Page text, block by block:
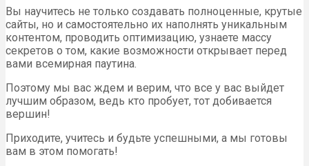
Вы научитесь не только создавать полноценные, крутые
сайты, но и самостоятельно их наполнять уникальным
контентом, проводить оптимизацию, узнаете массу
секретов о том, какие возможности открывает перед
вами всемирная паутина.
Поэтому мы вас ждем и верим, что все у вас выйдет
лучшим образом, ведь кто пробует, тот добивается
вершин!
Приходите, учитесь и будьте успешными, а мы готовы
вам в этом помогать!